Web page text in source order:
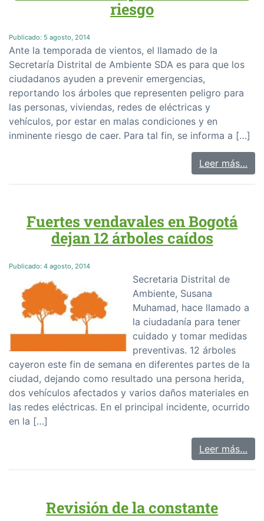
riesgo
Publicado: 5 agosto, 2014
Ante la temporada de vientos, el llamado de la
Secretaría Distrital de Ambiente SDA es para que los
ciudadanos ayuden a prevenir emergencias,
reportando los árboles que representen peligro para
las personas, viviendas, redes de eléctricas y
vehículos, por estar en malas condiciones y en
inminente riesgo de caer. Para tal fin, se informa a […]
Leer más…
Fuertes vendavales en Bogotá
dejan 12 árboles caídos
Publicado: 4 agosto, 2014
Secretaria Distrital de
Ambiente, Susana
Muhamad, hace llamado a
la ciudadanía para tener
cuidado y tomar medidas
preventivas. 12 árboles
cayeron este fin de semana en diferentes partes de la
ciudad, dejando como resultado una persona herida,
dos vehículos afectados y varios daños materiales en
las redes eléctricas. En el principal incidente, ocurrido
en la […]
Leer más…
Revisión de la constante